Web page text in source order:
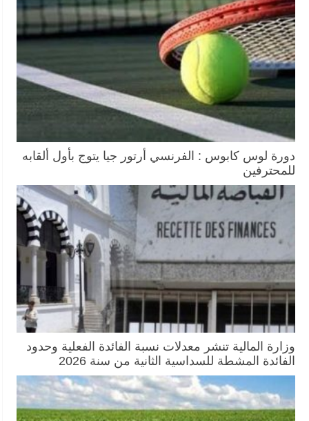
دورة لوس كابوس : الفرنسي أرتور جيا يتوج بأول ألقابه
للمحترفين
وزارة المالية تنشر معدلات نسبة الفائدة الفعلية وحدود
الفائدة المشطة للسداسية الثانية من سنة 2026